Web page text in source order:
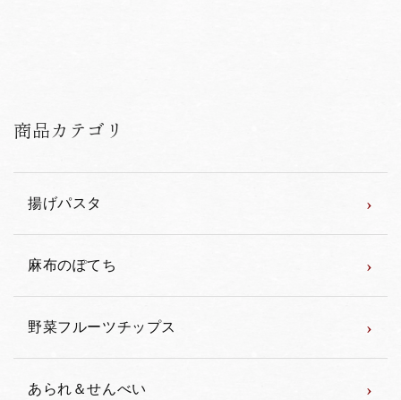
商品カテゴリ
揚げパスタ ›
麻布のぽてち ›
野菜フルーツチップス ›
あられ＆せんべい ›